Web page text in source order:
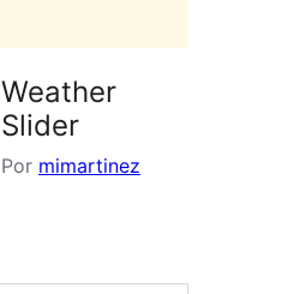
Weather
Slider
Por mimartinez